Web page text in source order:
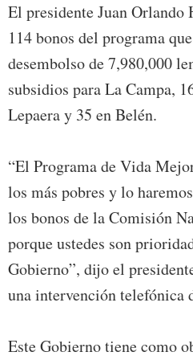
El presidente Juan Orlando
114 bonos del programa
desembolso de 7,980,000
subsidios para La Campa,
Lepaera y 35 en Belén.
“El Programa de Vida
los más pobres y lo
los bonos de la Comisión
porque ustedes son
Gobierno”, dijo el
una intervención telefónica
Este Gobierno tiene como